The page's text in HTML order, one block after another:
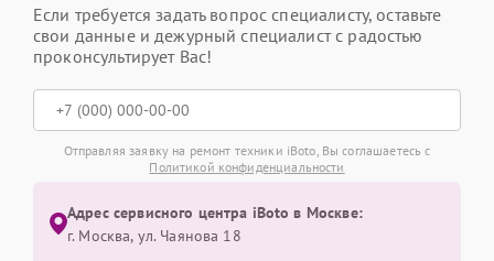
Если требуется задать вопрос специалисту, оставьте
свои данные и дежурный специалист с радостью
проконсультирует Вас!
Отправляя заявку на ремонт техники iBoto, Вы соглашаетесь с
Политикой конфиденциальности
Адрес сервисного центра iBoto в Москве:
г. Москва, ул. Чаянова 18